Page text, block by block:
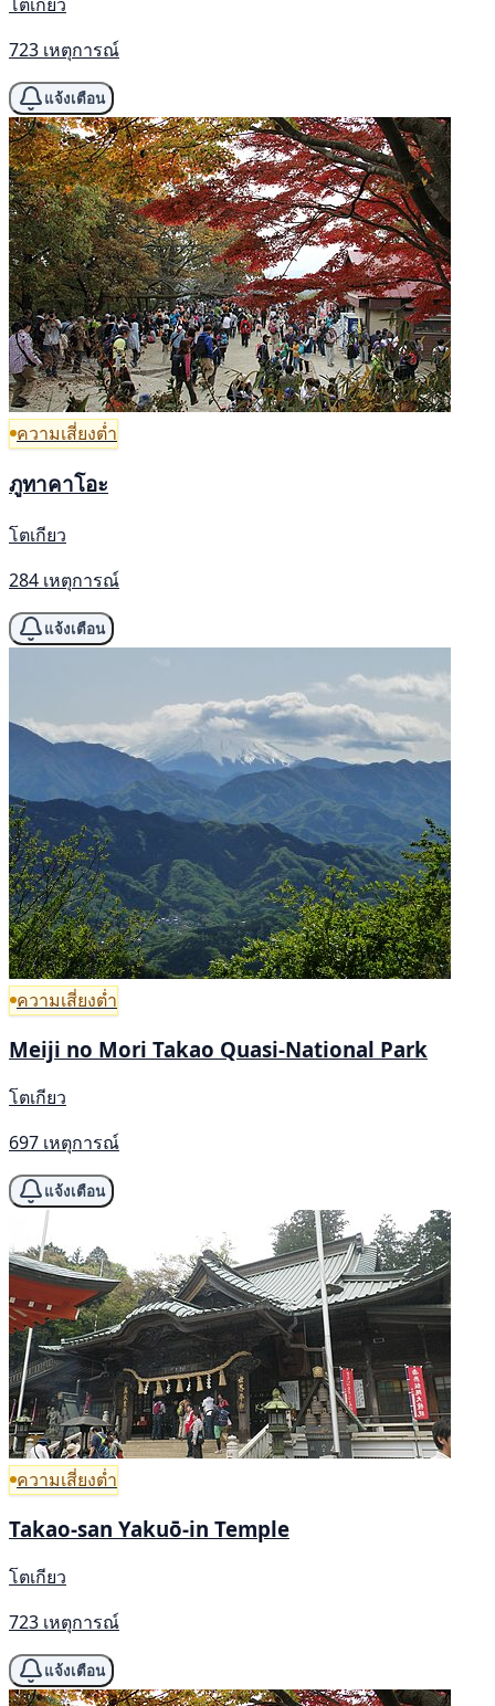
723 เหตุการณ์
แจ้งเตือน
ความเสี่ยงต่ำ
ภูทาคาโอะ
โตเกียว
284 เหตุการณ์
แจ้งเตือน
ความเสี่ยงต่ำ
Meiji no Mori Takao Quasi-National Park
โตเกียว
697 เหตุการณ์
แจ้งเตือน
ความเสี่ยงต่ำ
Takao-san Yakuō-in Temple
โตเกียว
723 เหตุการณ์
แจ้งเตือน